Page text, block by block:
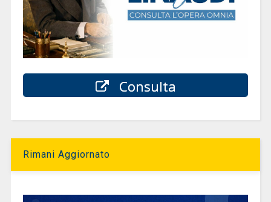
Consulta
Rimani Aggiornato